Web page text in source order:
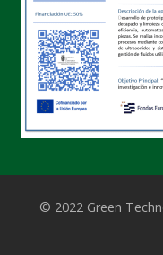
© 2022 Green